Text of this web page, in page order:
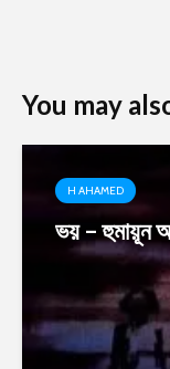
You may
H AHAMED
ভয় – হুমায়ূন